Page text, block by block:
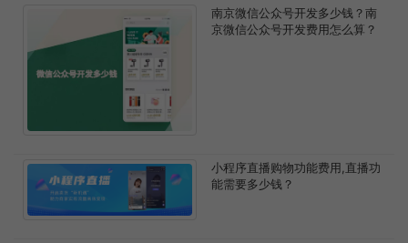
南京微信公众号开发多少钱？南
京微信公众号开发费用怎么算？
小程序直播购物功能费用,直播功
能需要多少钱？